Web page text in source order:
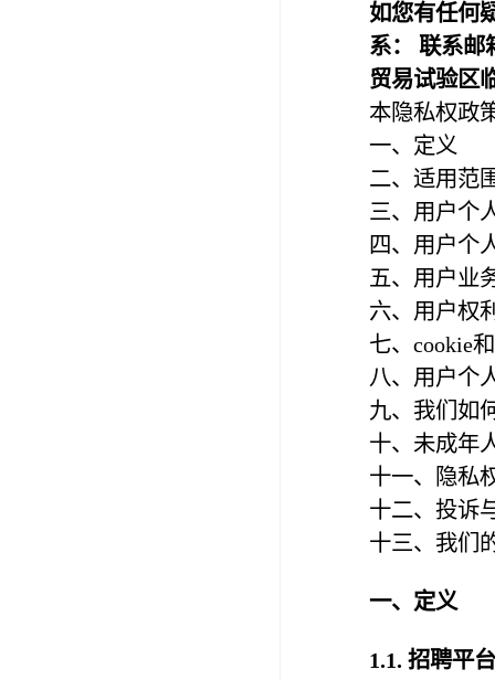
如您有任何
系： 联系邮
贸易试验区
本隐私权政
一、定义
二、适用范
三、用户个
四、用户个
五、用户业
六、用户权
七、cookie
八、用户个
九、我们如
十、未成年
十一、隐私
十二、投诉
十三、我们
一、定义
1.1. 招聘平